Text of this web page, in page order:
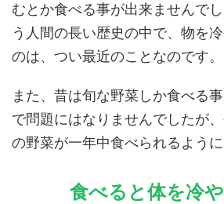
むとか食べる事が出来ませんで
う人間の長い歴史の中で、物を
のは、つい最近のことなのです。
また、昔は旬な野菜しか食べる
で問題にはなりませんでしたが
の野菜が一年中食べられるように
食べると体を冷